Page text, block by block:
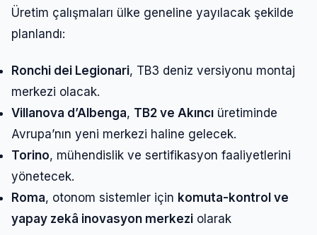
Üretim çalışmaları ülke geneline yayılacak şekilde
planlandı:
Ronchi dei Legionari, TB3 deniz versiyonu montaj
merkezi olacak.
Villanova d’Albenga, TB2 ve Akıncı üretiminde
Avrupa’nın yeni merkezi haline gelecek.
Torino, mühendislik ve sertifikasyon faaliyetlerini
yönetecek.
Roma, otonom sistemler için komuta-kontrol ve
yapay zekâ inovasyon merkezi olarak